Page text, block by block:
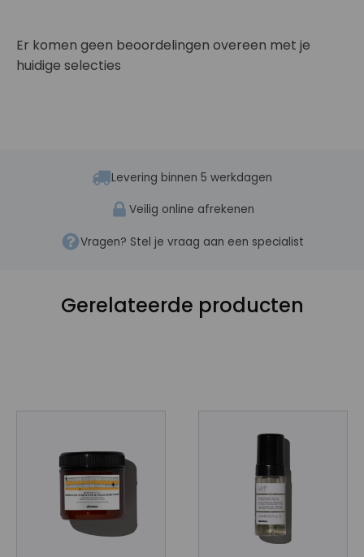
Er komen geen beoordelingen overeen met je
huidige selecties
Levering binnen 5 werkdagen
Veilig online afrekenen
Vragen? Stel je vraag aan een specialist
Gerelateerde producten